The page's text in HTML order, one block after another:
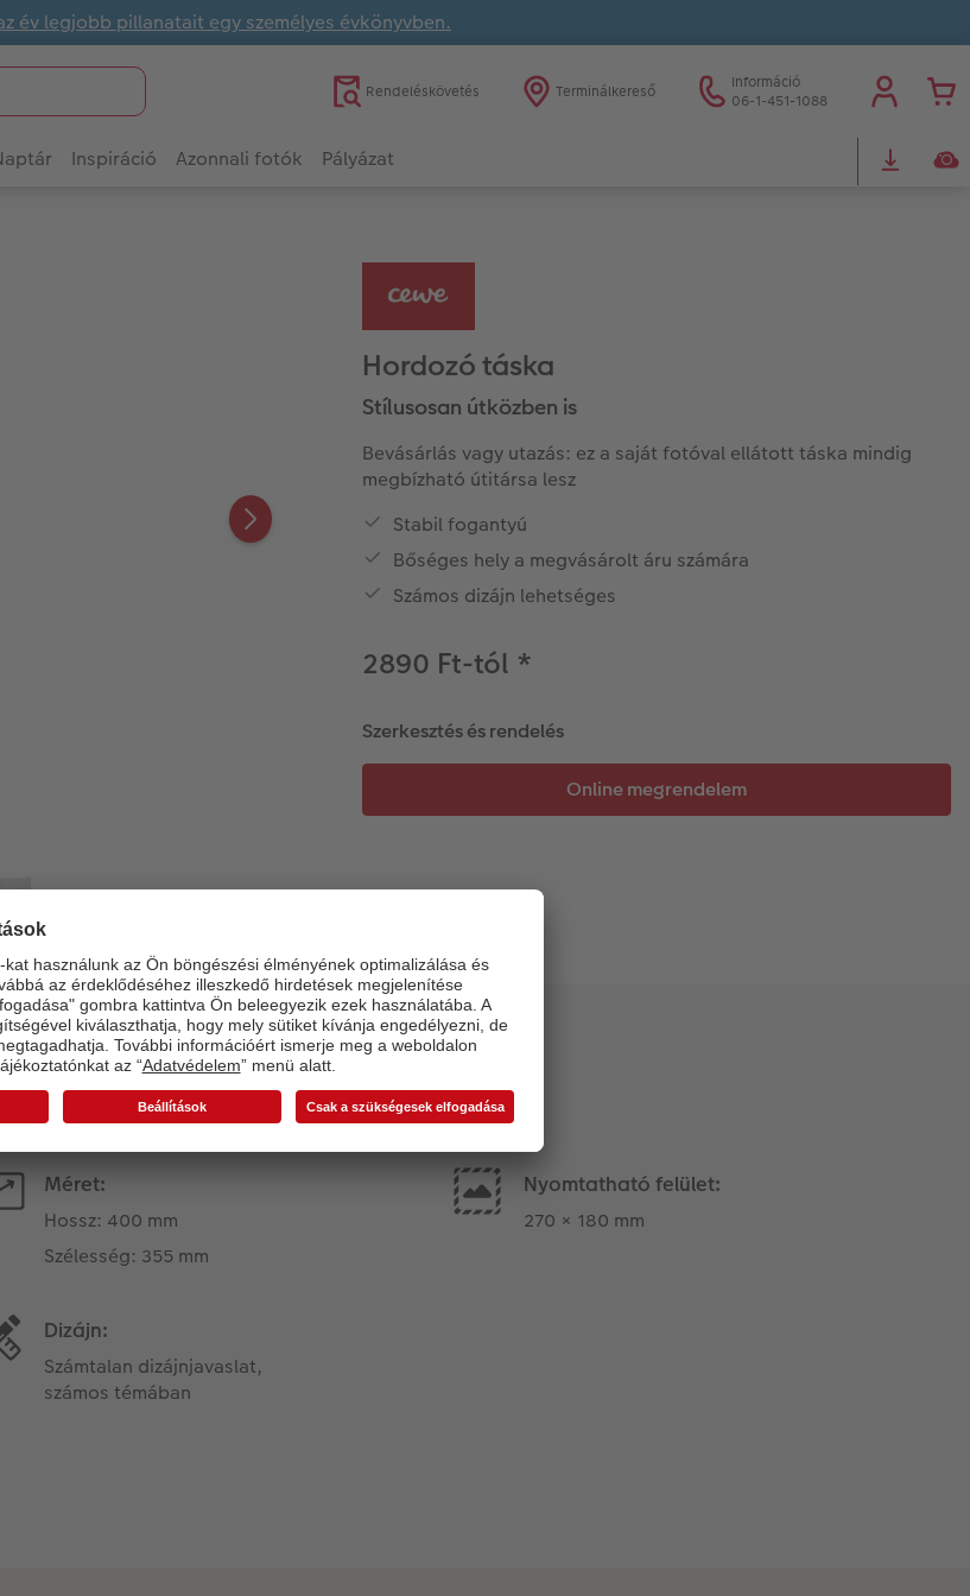
év legjobb pillanatait egy személyes évkönyvben.
Rendeléskövetés Terminálkereső
Információ
06-1-451-1088
Inspiráció Azonnali fotók Pályázat
Hordozó táska
Stílusosan útközben is
Bevásárlás vagy utazás: ez a saját fotóval ellátott táska mindig
megbízható útitársa lesz
Stabil fogantyú
Bőséges hely a megvásárolt áru számára
Számos dizájn lehetséges
2890 Ft-tól *
Szerkesztés és rendelés
Méret:
Hossz: 400 mm
Szélesség: 355 mm
Nyomtatható felület:
270 × 180 mm
Dizájn:
Számtalan dizájnjavaslat,
számos témában